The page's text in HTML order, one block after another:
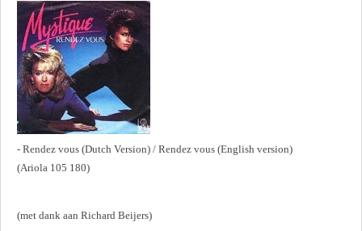
- Rendez vous (Dutch Version) / Rendez vous (English version)
(Ariola 105 180)
(met dank aan Richard Beijers)